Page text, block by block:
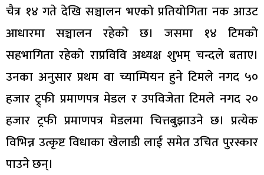
चैत्र १४ गते देखि सञ्चालन भएको प्रतियोगिता नक आउट
आधारमा सञ्चालन रहेको छ। जसमा १४ टिमको
सहभागिता रहेको राप्रविवि अध्यक्ष शुभम् चन्दले बताए।
उनका अनुसार प्रथम वा च्याम्पियन हुने टिमले नगद ५०
हजार ट्र्फी प्रमाणपत्र मेडल र उपविजेता टिमले नगद २०
हजार ट्रफी प्रमाणपत्र मेडलमा चित्तबुझाउने छ। प्रत्येक
विभिन्न उत्कृष्ट विधाका खेलाडी लाई समेत उचित पुरस्कार
पाउने छन्।